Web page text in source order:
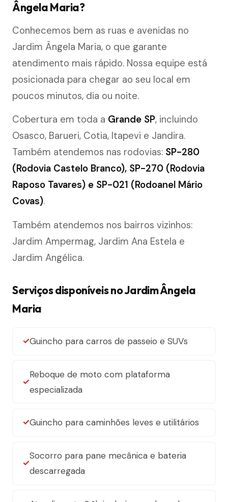
Ângela Maria?
Conhecemos bem as ruas e avenidas no
Jardim Ângela Maria, o que garante
atendimento mais rápido. Nossa equipe está
posicionada para chegar ao seu local em
poucos minutos, dia ou noite.
Cobertura em toda a Grande SP, incluindo
Osasco, Barueri, Cotia, Itapevi e Jandira.
Também atendemos nas rodovias: SP-280
(Rodovia Castelo Branco), SP-270 (Rodovia
Raposo Tavares) e SP-021 (Rodoanel Mário
Covas).
Também atendemos nos bairros vizinhos:
Jardim Ampermag, Jardim Ana Estela e
Jardim Angélica.
Serviços disponíveis no Jardim Ângela
Maria
Guincho para carros de passeio e SUVs
Reboque de moto com plataforma
especializada
Guincho para caminhões leves e utilitários
Socorro para pane mecânica e bateria
descarregada